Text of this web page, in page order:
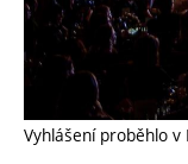
Vyhlášení proběhlo